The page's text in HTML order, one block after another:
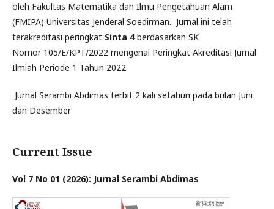
oleh Fakultas Matematika dan Ilmu Pengetahuan Alam
(FMIPA) Universitas Jenderal Soedirman. Jurnal ini telah
terakreditasi peringkat Sinta 4berdasarkan SK
Nomor 105/E/KPT/2022 mengenai Peringkat Akreditasi Jurnal
Ilmiah Periode 1 Tahun 2022
Jurnal Serambi Abdimas terbit 2 kali setahun pada bulan Juni
dan Desember
Current Issue
Vol 7 No 01 (2026): Jurnal Serambi Abdimas